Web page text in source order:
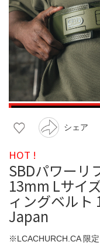
シェア
HOT !
SBDパワー
13mm Lサイ
ィングベルト
Japan
※LCACHURCH.CA 限